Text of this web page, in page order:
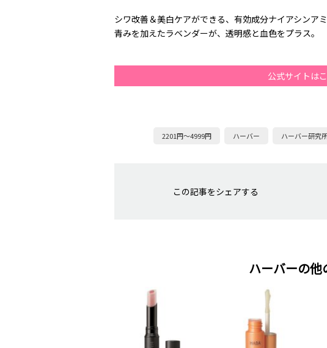
シワ改善＆美白ケアができる、有効成分ナイアシンア
青みを加えたラベンダーが、透明感と血色をプラス。
公式サイトは
2201円～4999円 ハーバー ハーバー研究
この記事をシェアする
ハーバーの他